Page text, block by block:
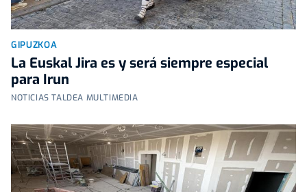
GIPUZKOA
La Euskal Jira es y será siempre especial
para Irun
NOTICIAS TALDEA MULTIMEDIA